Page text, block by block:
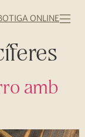
ONLINE
amb